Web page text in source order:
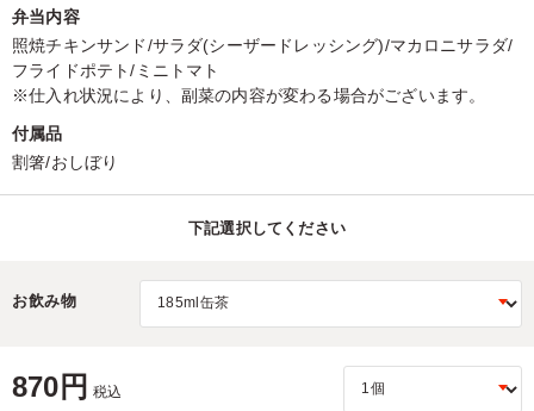
弁当内容
照焼チキンサンド/サラダ(シーザードレッシング)/マカロニサラダ/
フライドポテト/ミニトマト
※仕入れ状況により、副菜の内容が変わる場合がございます。
付属品
割箸/おしぼり
下記選択してください
お飲み物
870円 税込